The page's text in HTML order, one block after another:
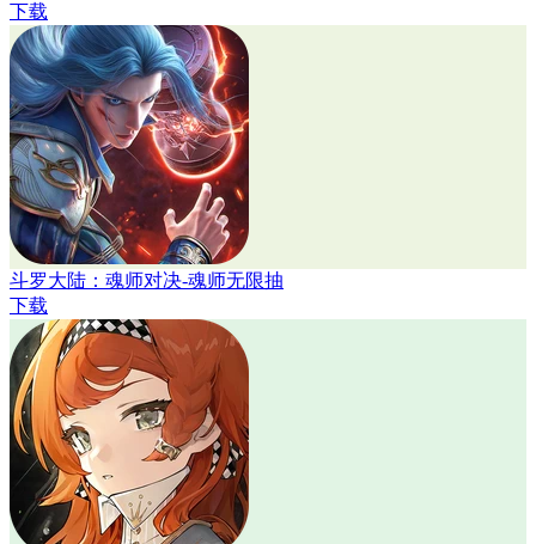
下载
斗罗大陆：魂师对决-魂师无限抽
下载